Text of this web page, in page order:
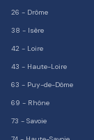
26 - Drôme
38 - Isère
42 - Loire
43 - Haute-Loire
63 - Puy-de-Dôme
69 - Rhône
73 - Savoie